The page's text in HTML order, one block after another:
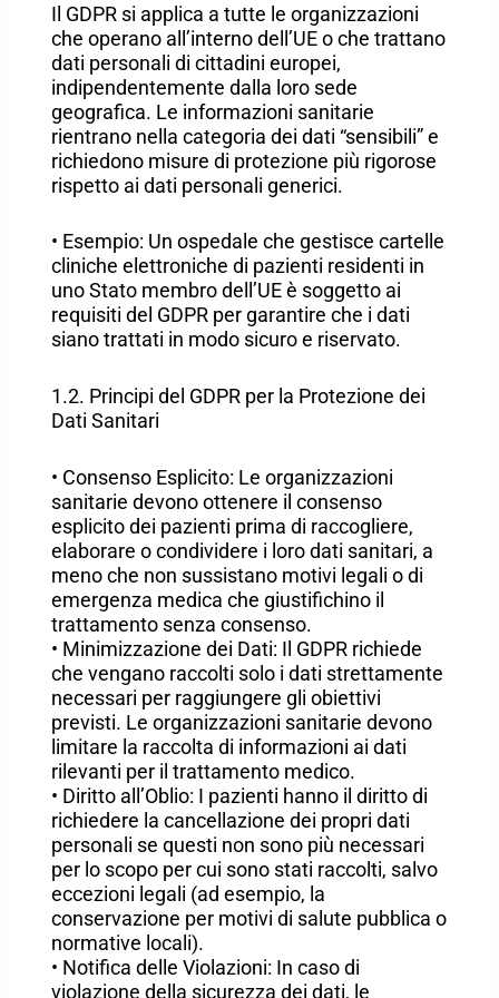
Il GDPR si applica a tutte le organizzazioni
che operano all’interno dell’UE o che trattano
dati personali di cittadini europei,
indipendentemente dalla loro sede
geografica. Le informazioni sanitarie
rientrano nella categoria dei dati “sensibili” e
richiedono misure di protezione più rigorose
rispetto ai dati personali generici.
• Esempio: Un ospedale che gestisce cartelle
cliniche elettroniche di pazienti residenti in
uno Stato membro dell’UE è soggetto ai
requisiti del GDPR per garantire che i dati
siano trattati in modo sicuro e riservato.
1.2. Principi del GDPR per la Protezione dei
Dati Sanitari
• Consenso Esplicito: Le organizzazioni
sanitarie devono ottenere il consenso
esplicito dei pazienti prima di raccogliere,
elaborare o condividere i loro dati sanitari, a
meno che non sussistano motivi legali o di
emergenza medica che giustifichino il
trattamento senza consenso.
• Minimizzazione dei Dati: Il GDPR richiede
che vengano raccolti solo i dati strettamente
necessari per raggiungere gli obiettivi
previsti. Le organizzazioni sanitarie devono
limitare la raccolta di informazioni ai dati
rilevanti per il trattamento medico.
• Diritto all’Oblio: I pazienti hanno il diritto di
richiedere la cancellazione dei propri dati
personali se questi non sono più necessari
per lo scopo per cui sono stati raccolti, salvo
eccezioni legali (ad esempio, la
conservazione per motivi di salute pubblica o
normative locali).
• Notifica delle Violazioni: In caso di
violazione della sicurezza dei dati, le